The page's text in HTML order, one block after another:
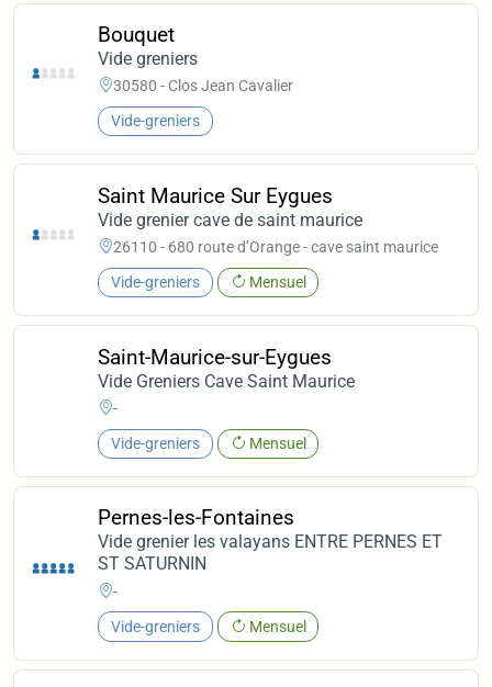
Bouquet
Vide greniers
30580 - Clos Jean Cavalier
Vide-greniers
Saint Maurice Sur Eygues
Vide grenier cave de saint maurice
26110 - 680 route d’Orange - cave saint maurice
Vide-greniers Mensuel
Saint-Maurice-sur-Eygues
Vide Greniers Cave Saint Maurice
-
Vide-greniers Mensuel
Pernes-les-Fontaines
Vide grenier les valayans ENTRE PERNES ET
ST SATURNIN
-
Vide-greniers Mensuel